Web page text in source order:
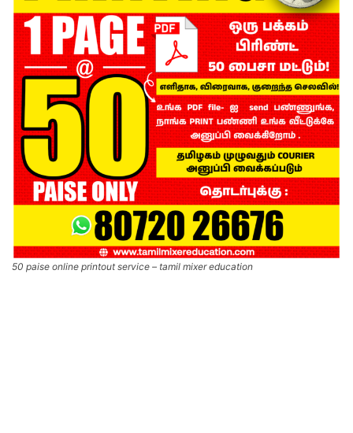
50 paise online printout service – tamil mixer education